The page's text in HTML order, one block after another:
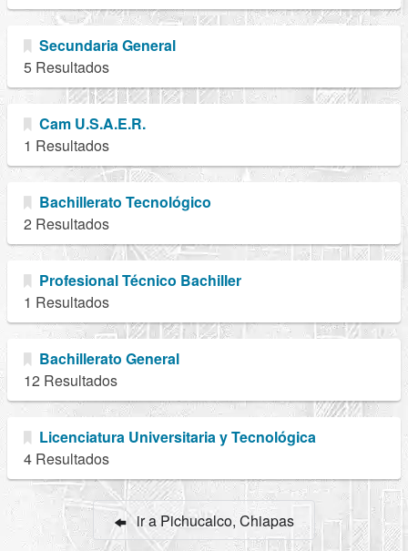
Secundaria General
5 Resultados
Cam U.S.A.E.R.
1 Resultados
Bachillerato Tecnológico
2 Resultados
Profesional Técnico Bachiller
1 Resultados
Bachillerato General
12 Resultados
Licenciatura Universitaria y Tecnológica
4 Resultados
ir a Pichucalco, Chiapas